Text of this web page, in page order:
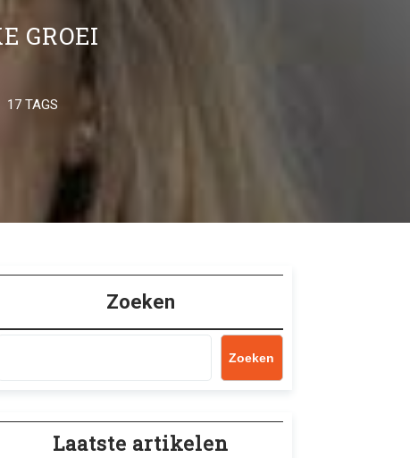
GROEI
17 TAGS
Zoeken
Zoeken
Laatste artikelen